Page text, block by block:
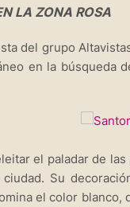
LA ZONA ROSA
del grupo
en la búsqueda
el paladar de
Su
el color